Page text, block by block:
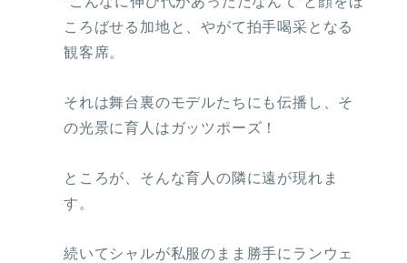
ころばせる加地と、やがて拍手喝采となる
観客席。
それは舞台裏のモデルたちにも伝播し、そ
の光景に育人はガッツポーズ！
ところが、そんな育人の隣に遠が現れま
す。
続いてシャルが私服のまま勝手にランウェ